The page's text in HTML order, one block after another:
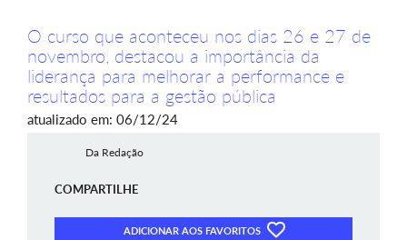
O curso que aconteceu nos dias 26 e 27 de
novembro, destacou a importância da
liderança para melhorar a performance e
resultados para a gestão pública
atualizado em: 06/12/24
Da Redação
COMPARTILHE
ADICIONAR AOS FAVORITOS